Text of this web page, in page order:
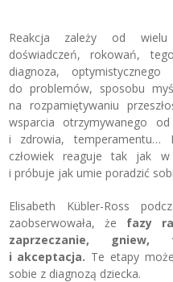
Reakcja zależy od wielu
doświadczeń, rokowań,
diagnoza,
do problemów, sposobu
na rozpamiętywaniu
wsparcia otrzymywanego
i zdrowia, temperamentu…
człowiek reaguje tak jak
i próbuje jak umie poradzić
Elisabeth Kübler-Ross
zaobserwowała, że fazy
zaprzeczanie, gniew,
i akceptacja. Te etapy
sobie z diagnozą dziecka.